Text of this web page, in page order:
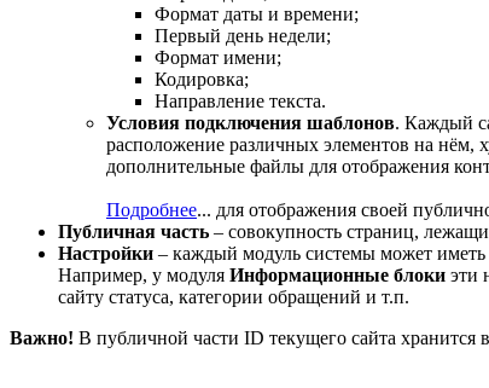
Формат даты и времени;
Первый день недели;
Формат имени;
Кодировка;
Направление текста.
Условия подключения шаблонов. Каждый
расположение различных элементов на нём,
дополнительные файлы для отображения
Подробнее... для отображения своей
Публичная часть – совокупность страниц,
Настройки – каждый модуль системы может иметь
Например, у модуля Информационные блоки эти
сайту статуса, категории обращений и т.п.
Важно! В публичной части ID текущего сайта хранится